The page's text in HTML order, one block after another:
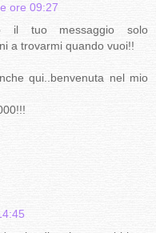
ore 09:27
il tuo messaggio solo
a trovarmi quando vuoi!!
qui..benvenuta nel mio